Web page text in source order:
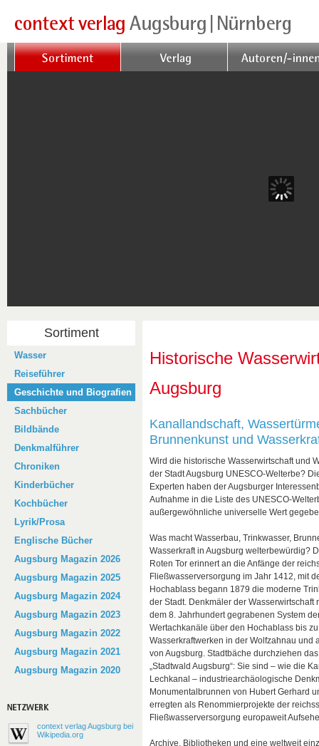
Sortiment
Wasser
Reiseführer
Geschichte und Biografien
Sachbücher
Bildbände
Denkmalführer
Chroniken
Kinderbücher
Kochbücher
Lyrik/Prosa
Englische Bücher
Augsburg Magazin 2026
Augsburg Magazin 2025
Augsburg Magazin 2024
Augsburg Magazin 2023
Augsburg Magazin 2022
Augsburg Magazin 2021
Augsburg Magazin 2020
context verlag Augsburg bei
Wikipedia.org
Historische
Augsburg
Kanallandschaft,
Brunnenkunst und
Wird die historische Wasserwirtschaft und
der Stadt Augsburg UNESCO-Welterbe?
Experten haben der Augsburger
Aufnahme in die Liste des UNESCO-
außergewöhnliche universelle Wert
Was macht Wasserbau, Trinkwasser,
Wasserkraft in Augsburg welterbewürdig?
Roten Tor erinnert an die Anfänge der
Fließwasserversorgung im Jahr 1412, mit
Hochablass begann 1879 die moderne
der Stadt. Denkmäler der Wasserwirtschaft
dem 8. Jahrhundert gegrabenen System
Wertachkanäle über den Hochablass bis
Wasserkraftwerken in der Wolfzahnau und
von Augsburg. Stadtbäche durchziehen
„Stadtwald Augsburg“: Sie sind – wie die
Lechkanal – industriearchäologische
Monumentalbrunnen von Hubert Gerhard
erregten als Renommierprojekte der
Fließwasserversorgung europaweit
Archive, Bibliotheken und eine weltweit